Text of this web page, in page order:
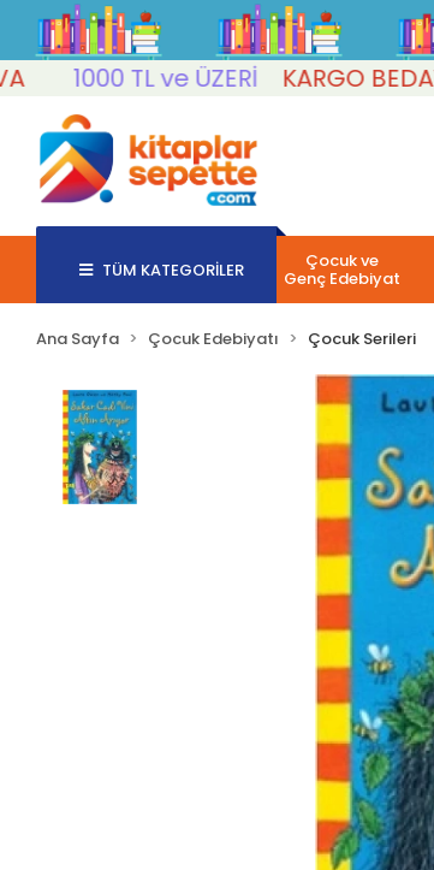
1000 TL ve ÜZERİ
KARGO BEDAVA
TÜM KATEGORİLER Çocuk ve
Genç Edebiyat
Ana Sayfa Çocuk Edebiyatı Çocuk Serileri